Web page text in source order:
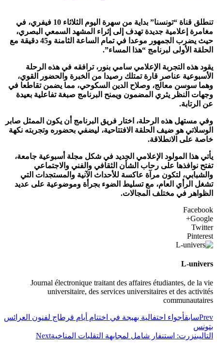
تنطلق قناة “تونسنا” بداية من سهرة اليوم الثلاثاء 10 فيفري، في
مغامرة إعلامية جديدة تهدف إلى إثراء المشهد السمعي البصري،
حيث يضرب الجمهور موعدا في تمام الساعة الثامنة و45 دقيقة مع
الحلقة الأولى لبرنامج “هذا المساء”.
​يقود هذه التجربة الإعلامي سامي بنور، ترافقه في هذه الرحلة
الأسبوعية عناصر قارة تمتلك رصيدا من الخبرة والحضور القوي،
وهما سوسن معالج، وصلاح الدين السكوحي، مما يضمن تقاطعا في
وجهات النظر يثري المضمون ويمنح البرنامج صبغة تفاعلية بعيدة
عن الرتابة.
​وفي مستهل هذه الرحلة، اختار فريق البرنامج أن يكون الممثل صابر
الوسلاتي هو ضيف الحلقة الافتتاحية، ليضفي بحضوره وتجربته نكهة
خاصة على الانطلاقة.
يأتي هذا المولود الإعلامي الجديد في شكل مجلة أسبوعية جامعة،
تفتح نوافذها على رحاب الشأن الثقافي والفني والاجتماعي
والشبابي، لتكون مرآة عاكسة للأحداث الآنية والمستجدات التي
تشغل الرأي العام، مع تسليط الضوء بجرأة وموضوعية على عديد
الظواهر في مختلف المجالات.
Facebook
Google+
Twitter
Pinterest
L-univers
Journal électronique traitant des affaires étudiantes, de la vie
universitaire, des services universitaires et des activités
communautaires
Prevسابقأجواء احتفالية بهيجة في اختتام أيام قرطاج لفنون العرائس
بتونس
التاليبنزرت: استنفار شامل لمجابهة التقلبات المناخيةNext